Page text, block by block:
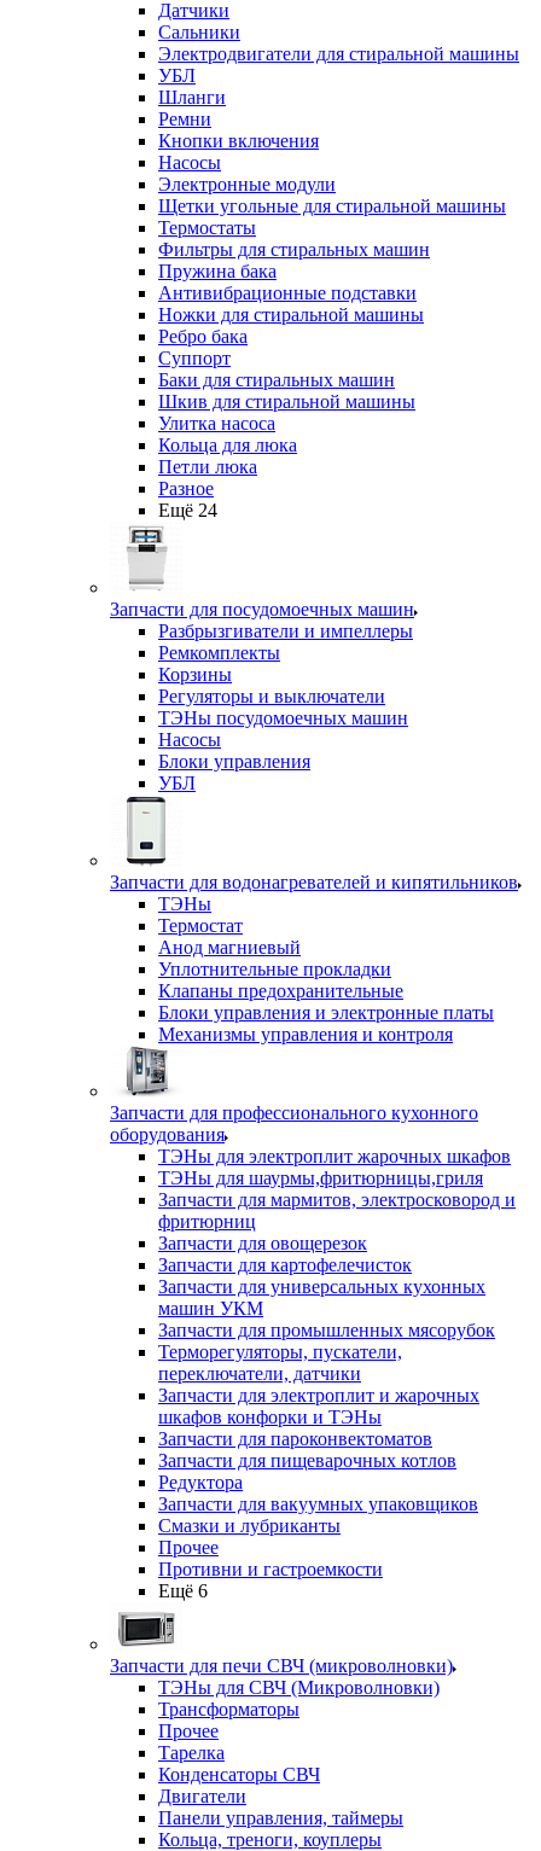
Датчики
Сальники
Электродвигатели для стиральной машины
УБЛ
Шланги
Ремни
Кнопки включения
Насосы
Электронные модули
Щетки угольные для стиральной машины
Термостаты
Фильтры для стиральных машин
Пружина бака
Антивибрационные подставки
Ножки для стиральной машины
Ребро бака
Суппорт
Баки для стиральных машин
Шкив для стиральной машины
Улитка насоса
Кольца для люка
Петли люка
Разное
Ещё 24
Запчасти для посудомоечных машин
Разбрызгиватели и импеллеры
Ремкомплекты
Корзины
Регуляторы и выключатели
ТЭНы посудомоечных машин
Насосы
Блоки управления
УБЛ
Запчасти для водонагревателей и кипятильников
ТЭНы
Термостат
Анод магниевый
Уплотнительные прокладки
Клапаны предохранительные
Блоки управления и электронные платы
Механизмы управления и контроля
Запчасти для профессионального кухонного
оборудования
ТЭНы для электроплит жарочных шкафов
ТЭНы для шаурмы,фритюрницы,гриля
Запчасти для мармитов, электросковород и
фритюрниц
Запчасти для овощерезок
Запчасти для картофелечисток
Запчасти для универсальных кухонных
машин УКМ
Запчасти для промышленных мясорубок
Терморегуляторы, пускатели,
переключатели, датчики
Запчасти для электроплит и жарочных
шкафов конфорки и ТЭНы
Запчасти для пароконвектоматов
Запчасти для пищеварочных котлов
Редуктора
Запчасти для вакуумных упаковщиков
Смазки и лубриканты
Прочее
Противни и гастроемкости
Ещё 6
Запчасти для печи СВЧ (микроволновки)
ТЭНы для СВЧ (Микроволновки)
Трансформаторы
Прочее
Тарелка
Конденсаторы СВЧ
Двигатели
Панели управления, таймеры
Кольца, треноги, коуплеры